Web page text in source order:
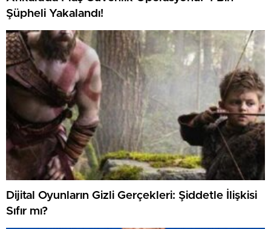
Şüpheli Yakalandı!
Dijital Oyunların Gizli Gerçekleri: Şiddetle İlişkisi
Sıfır mı?